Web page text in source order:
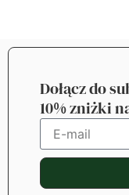
Dołącz do
10% zniżki